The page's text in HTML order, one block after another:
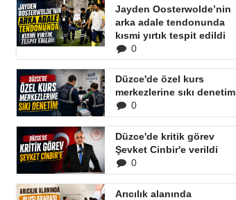
Jayden Oosterwolde’nin
arka adale tendonunda
kısmi yırtık tespit edildi
0
Düzce'de özel kurs
merkezlerine sıkı denetim
0
Düzce'de kritik görev
Şevket Cinbir'e verildi
0
Arıcılık alanında